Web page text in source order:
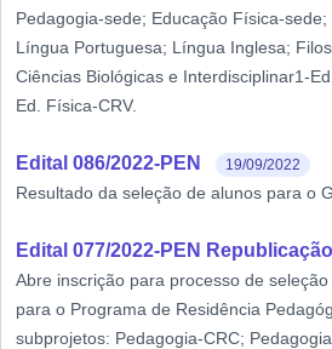
Pedagogia-sede; Educação Física-
Língua Portuguesa; Língua Inglesa;
Ciências Biológicas e Interdisciplinar1-
Ed. Física-CRV.
Edital 086/2022-PEN 19/09/2022
Resultado da seleção de alunos para o
Edital 077/2022-PEN Republicação
Abre inscrição para processo de
para o Programa de Residência
subprojetos: Pedagogia-CRC;